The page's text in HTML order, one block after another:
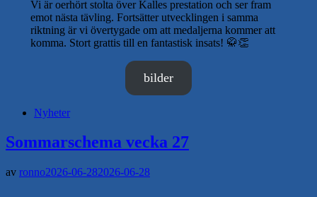
Vi är oerhört stolta över Kalles prestation och ser fram
emot nästa tävling. Fortsätter utvecklingen i samma
riktning är vi övertygade om att medaljerna kommer att
komma. Stort grattis till en fantastisk insats! 🥋👏
bilder
Nyheter
Sommarschema vecka 27
av ronno2026-06-282026-06-28